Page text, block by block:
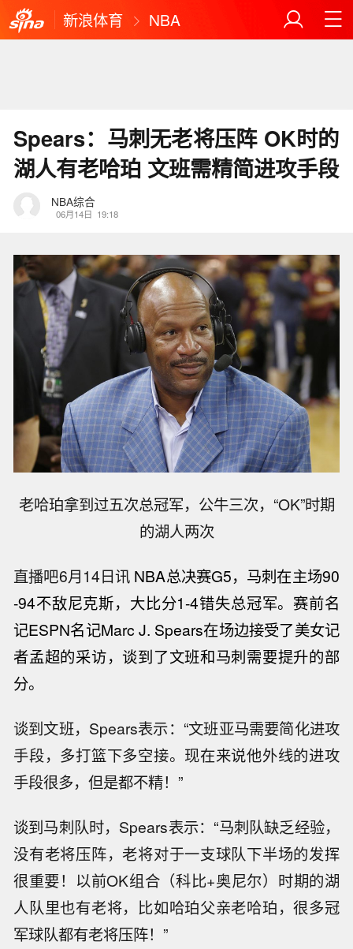
新浪体育 NBA
Spears：马刺无老将压阵 OK时的
湖人有老哈珀 文班需精简进攻手段
NBA综合
06月14日 19:18
老哈珀拿到过五次总冠军，公牛三次，“OK”时期
的湖人两次
直播吧6月14日讯 NBA总决赛G5，马刺在主场90
-94不敌尼克斯，大比分1-4错失总冠军。赛前名
记ESPN名记Marc J. Spears在场边接受了美女记
者孟超的采访，谈到了文班和马刺需要提升的部
分。
谈到文班，Spears表示：“文班亚马需要简化进攻
手段，多打篮下多空接。现在来说他外线的进攻
手段很多，但是都不精！”
谈到马刺队时，Spears表示：“马刺队缺乏经验，
没有老将压阵，老将对于一支球队下半场的发挥
很重要！以前OK组合（科比+奥尼尔）时期的湖
人队里也有老将，比如哈珀父亲老哈珀，很多冠
军球队都有老将压阵！”